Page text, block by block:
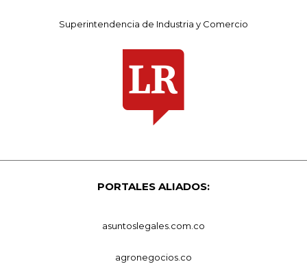
Superintendencia de Industria y Comercio
PORTALES ALIADOS:
asuntoslegales.com.co
agronegocios.co